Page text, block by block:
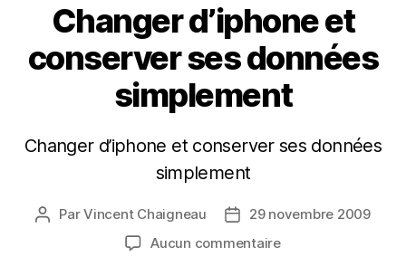
Changer d’iphone et
conserver ses données
simplement
Changer d’iphone et conserver ses données
simplement
Auteur
ParVincent Chaigneau
Date29 novembre 2009
Aucun commentairesur